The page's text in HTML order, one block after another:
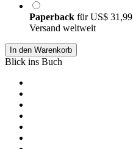
Paperback fürUS$ 31,99
Versand weltweit
In den Warenkorb
Blick ins Buch